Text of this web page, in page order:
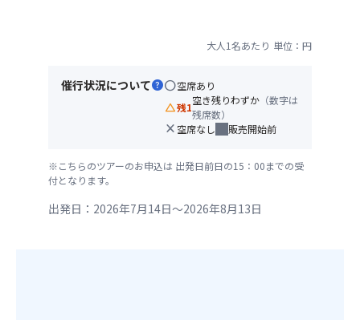
大人1名あたり 単位：円
催行状況についてhelpcircle空席あり
change_history残1
空き残りわずか （数字は
残席数）
close 空席なし 販売開始前
※こちらのツアーのお申込は 出発日前日の15：00までの受
付となります。
出発日：2026年7月14日～2026年8月13日